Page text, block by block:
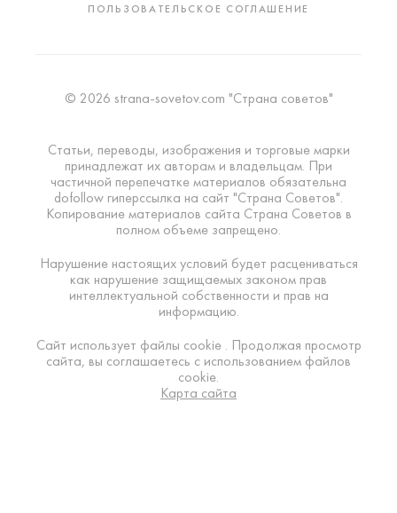
ПОЛЬЗОВАТЕЛЬСКОЕ СОГЛАШЕНИЕ
© 2026 strana-sovetov.com "Страна советов"
Статьи, переводы, изображения и торговые марки
принадлежат их авторам и владельцам. При
частичной перепечатке материалов обязательна
dofollow гиперссылка на сайт "Страна Советов".
Копирование материалов сайта Страна Советов в
полном объеме запрещено.
Нарушение настоящих условий будет расцениваться
как нарушение защищаемых законом прав
интеллектуальной собственности и прав на
информацию.
Сайт использует файлы cookie . Продолжая просмотр
сайта, вы соглашаетесь с использованием файлов
cookie.
Карта сайта